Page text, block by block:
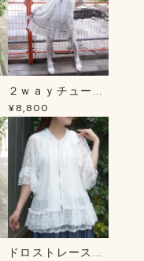
２ｗａｙチュール
チュニック
¥8,800
ドロストレースパ